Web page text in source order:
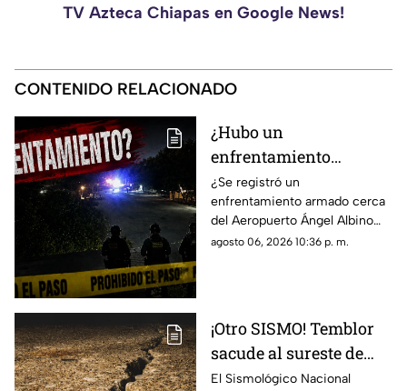
TV Azteca Chiapas en Google News!
CONTENIDO RELACIONADO
¿Hubo un
enfrentamiento
armado en el
aeropuerto Ángel
Albino Corzo? Esto
dijeron las autoridades
¿Se registró un
enfrentamiento armado cerca
del Aeropuerto Ángel Albino
Corzo? Autoridades
agosto 06, 2026 10:36 p. m.
¡Otro SISMO! Temblor
sacude al sureste de
México HOY: epicentro
El Sismológico Nacional